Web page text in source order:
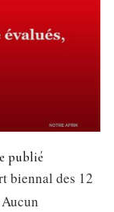
publié
biennal des 12